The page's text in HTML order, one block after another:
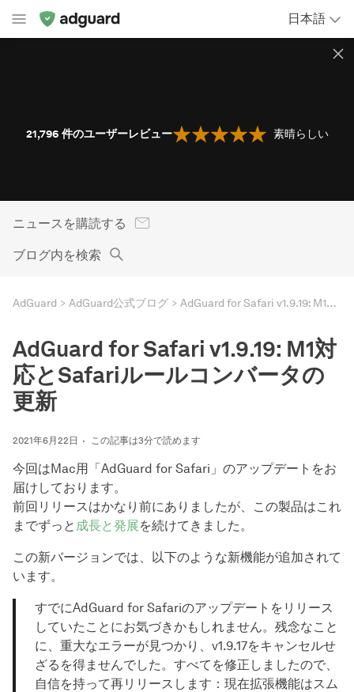
日本語
21,796 件のユーザーレビュー 素晴らしい
ニュースを購読する
ブログ内を検索
AdGuard AdGuard公式ブログ AdGuard for Safari v1.9.19: M1対応とSafariルールコンバータの更新
AdGuard for Safari v1.9.19: M1対
応とSafariルールコンバータの
更新
2021年6月22日 この記事は3分で読めます
今回はMac用「AdGuard for Safari」のアップデートをお
届けしております。
前回リリースはかなり前にありましたが、この製品はこれ
までずっと 成長と発展を続けてきました。
この新バージョンでは、以下のような新機能が追加されて
います。
すでにAdGuard for Safariのアップデートをリリース
していたことにお気づきかもしれません。残念なこと
に、重大なエラーが見つかり、v1.9.17をキャンセルせ
ざるを得ませんでした。すべてを修正しましたので、
自信を持って再リリースします：現在拡張機能はスム